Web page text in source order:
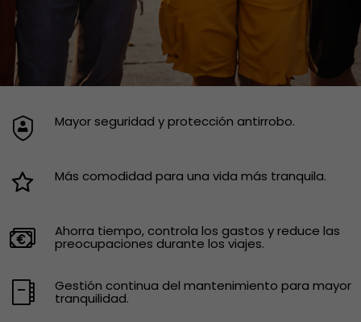
Mayor seguridad y protección antirrobo.
Más comodidad para una vida más tranquila.
Ahorra tiempo, controla los gastos y reduce las
preocupaciones durante los viajes.
Gestión continua del mantenimiento para mayor
tranquilidad.